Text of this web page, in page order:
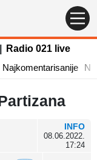
Radio 021 live
Najkomentarisanije
INFO
08.06.2022.
17:24